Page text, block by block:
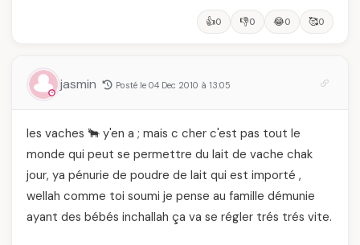
👍0 👎0 😂0 🥰0
jasmin Posté le 04 Dec 2010 à 13:05
les vaches 🐂 y'en a ; mais c cher c'est pas tout le
monde qui peut se permettre du lait de vache chak
jour, ya pénurie de poudre de lait qui est importé ,
wellah comme toi soumi je pense au famille démunie
ayant des bébés inchallah ça va se régler trés trés vite.